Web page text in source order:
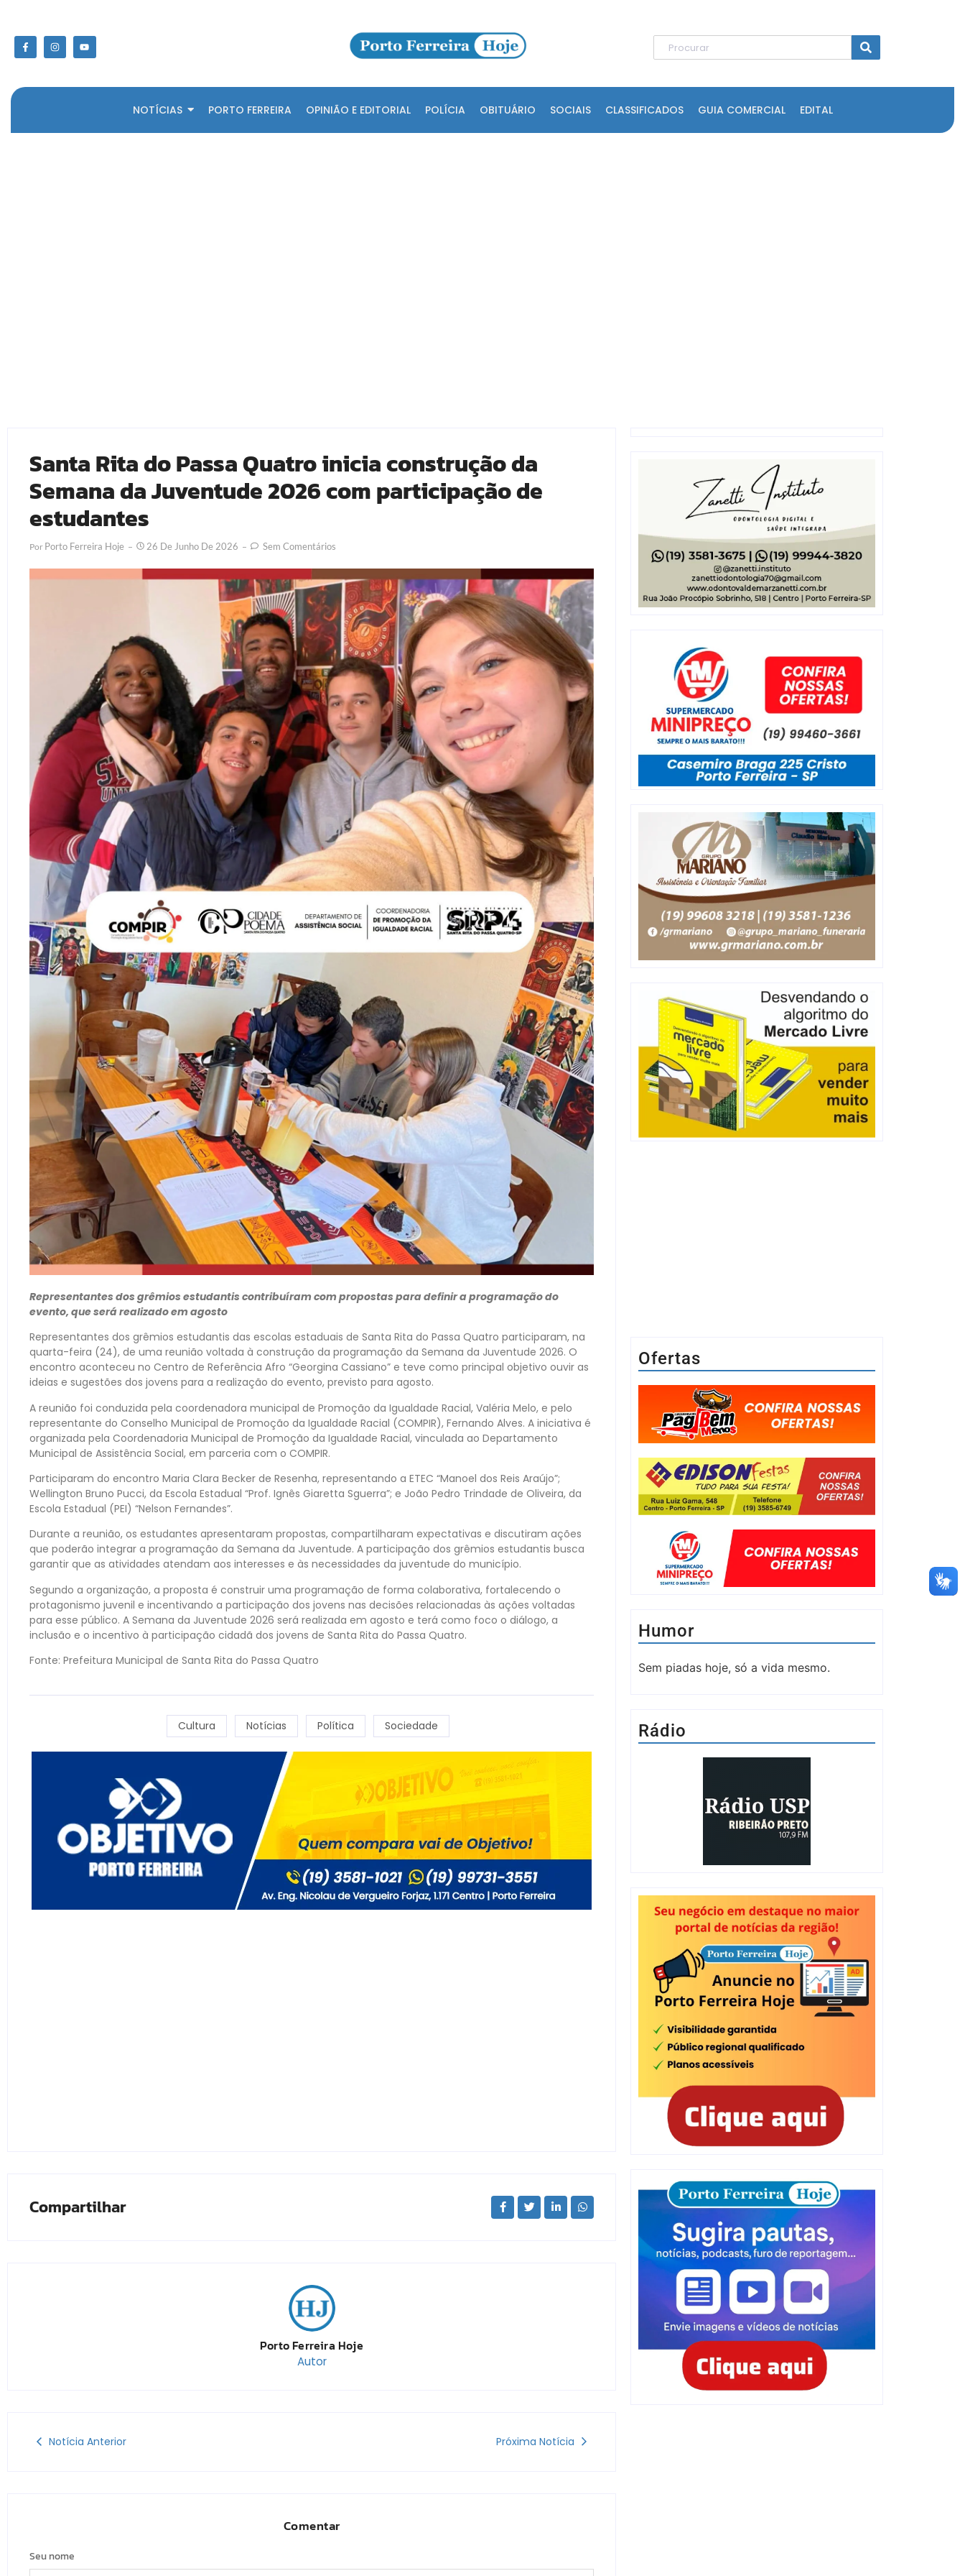
NOTÍCIAS PORTO FERREIRA OPINIÃO E EDITORIAL POLÍCIA OBITUÁRIO SOCIAIS CLASSIFICADOS GUIA COMERCIAL EDITAL
Santa Rita do Passa Quatro inicia construção da
Semana da Juventude 2026 com participação de
estudantes
Por Porto Ferreira Hoje 26 De Junho De 2026 Sem Comentários
Representantes dos grêmios estudantis contribuíram com propostas para definir a programação do
evento, que será realizado em agosto
Representantes dos grêmios estudantis das escolas estaduais de Santa Rita do Passa Quatro participaram, na
quarta-feira (24), de uma reunião voltada à construção da programação da Semana da Juventude 2026. O
encontro aconteceu no Centro de Referência Afro “Georgina Cassiano” e teve como principal objetivo ouvir as
ideias e sugestões dos jovens para a realização do evento, previsto para agosto.
A reunião foi conduzida pela coordenadora municipal de Promoção da Igualdade Racial, Valéria Melo, e pelo
representante do Conselho Municipal de Promoção da Igualdade Racial (COMPIR), Fernando Alves. A iniciativa é
organizada pela Coordenadoria Municipal de Promoção da Igualdade Racial, vinculada ao Departamento
Municipal de Assistência Social, em parceria com o COMPIR.
Participaram do encontro Maria Clara Becker de Resenha, representando a ETEC “Manoel dos Reis Araújo”;
Wellington Bruno Pucci, da Escola Estadual “Prof. Ignês Giaretta Sguerra”; e João Pedro Trindade de Oliveira, da
Escola Estadual (PEI) “Nelson Fernandes”.
Durante a reunião, os estudantes apresentaram propostas, compartilharam expectativas e discutiram ações
que poderão integrar a programação da Semana da Juventude. A participação dos grêmios estudantis busca
garantir que as atividades atendam aos interesses e às necessidades da juventude do município.
Segundo a organização, a proposta é construir uma programação de forma colaborativa, fortalecendo o
protagonismo juvenil e incentivando a participação dos jovens nas decisões relacionadas às ações voltadas
para esse público. A Semana da Juventude 2026 será realizada em agosto e terá como foco o diálogo, a
inclusão e o incentivo à participação cidadã dos jovens de Santa Rita do Passa Quatro.
Fonte: Prefeitura Municipal de Santa Rita do Passa Quatro
Cultura Notícias Política Sociedade
Compartilhar
Porto Ferreira Hoje
Autor
Notícia Anterior Próxima Notícia
Comentar
Seu nome
Ofertas
Humor
Sem piadas hoje, só a vida mesmo.
Rádio